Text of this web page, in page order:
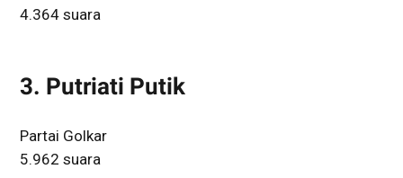
4.364 suara
3. Putriati Putik
Partai Golkar
5.962 suara